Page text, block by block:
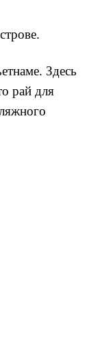
Здесь
рай для